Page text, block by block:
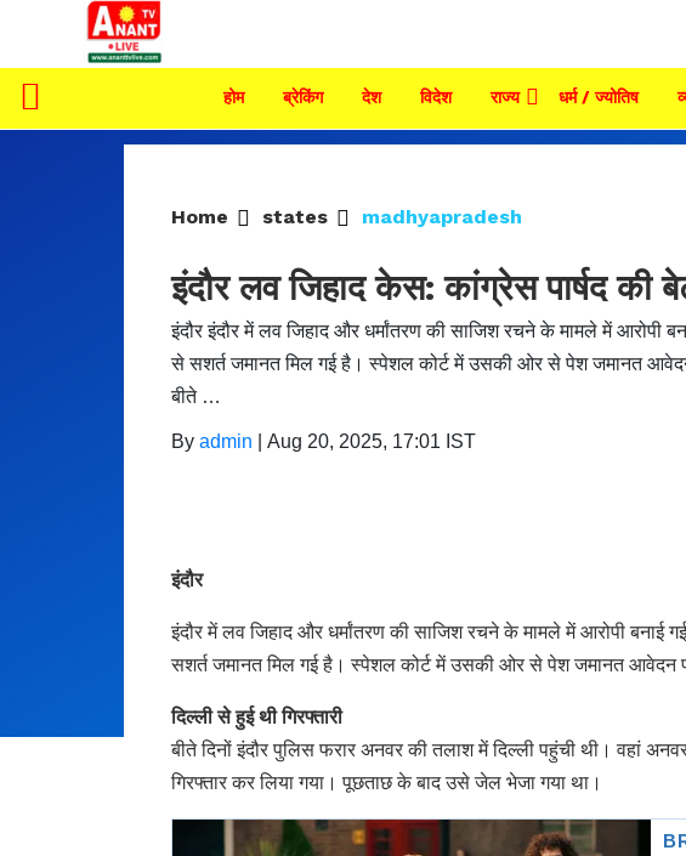
होम ब्रेकिंग देश विदेश राज्य धर्म / ज्योतिष
Home states madhyapradesh
इंदौर लव जिहाद केस: कांग्रेस पार्षद की
इंदौर इंदौर में लव जिहाद और धर्मांतरण की साजिश रचने के मामले में आरोपी
से सशर्त जमानत मिल गई है। स्पेशल कोर्ट में उसकी ओर से पेश जमानत आवेदन
बीते …
By admin Aug 20, 2025, 17:01 IST
इंदौर
इंदौर में लव जिहाद और धर्मांतरण की साजिश रचने के मामले में आरोपी बनाई
सशर्त जमानत मिल गई है। स्पेशल कोर्ट में उसकी ओर से पेश जमानत आवेदन
दिल्ली से हुई थी गिरफ्तारी
बीते दिनों इंदौर पुलिस फरार अनवर की तलाश में दिल्ली पहुंची थी। वहां
गिरफ्तार कर लिया गया। पूछताछ के बाद उसे जेल भेजा गया था।